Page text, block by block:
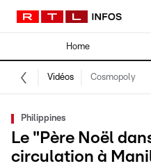
Home
Vidéos Cosmopoly
Philippines
Le "Père Noël
circulation à